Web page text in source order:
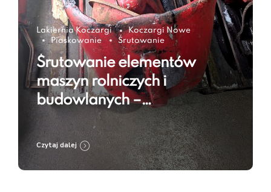
Lakiernia Koczargi
Koczargi Nowe
Piaskowanie
Śrutowanie
Śrutowanie elementów
maszyn rolniczych i
budowlanych –
przygotowanie do renowacji
i zabezpieczenia
antykorozyjnego
Czytaj dalej